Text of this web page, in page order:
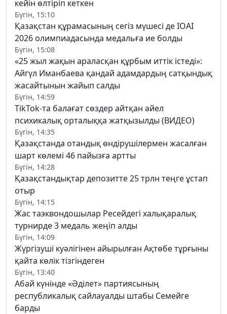
кейін өлтіріп кеткен
Бүгін, 15:10
Қазақстан құрамасының сегіз мүшесі де IOAI
2026 олимпиадасында медальға ие болды
Бүгін, 15:08
«25 жыл жақын араласқан құрбым иттік істеді»:
Айгүл Иманбаева қандай адамдардың сатқындық
жасайтынын жайып салды
Бүгін, 14:59
TikTok-та балағат сөздер айтқан әйел
психикалық орталыққа жатқызылды (ВИДЕО)
Бүгін, 14:35
Қазақстанда отандық өндірушілермен жасалған
шарт көлемі 46 пайызға артты
Бүгін, 14:28
Қазақстандықтар депозитте 25 трлн теңге ұстап
отыр
Бүгін, 14:15
Жас таэквондошылар Ресейдегі халықаралық
турнирде 3 медаль жеңіп алды
Бүгін, 14:09
Жүргізуші куәлігінен айырылған Ақтөбе тұрғыны
қайта көлік тізгіндеген
Бүгін, 13:40
Абай күнінде «Әділет» партиясының
республикалық сайлауалды штабы Семейге
барды